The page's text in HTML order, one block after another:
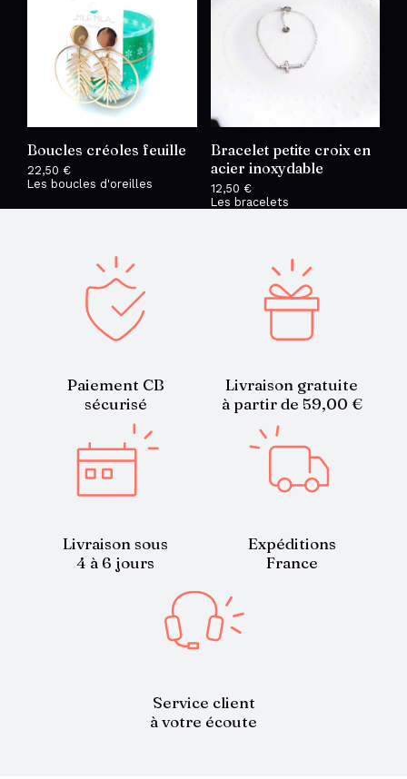
Boucles créoles feuille
22,50 €
Les boucles d'oreilles
Bracelet petite croix en
acier inoxydable
12,50 €
Les bracelets
Paiement CB
sécurisé
Livraison gratuite
à partir de 59,00 €
Livraison sous
4 à 6 jours
Expéditions
France
Service client
à votre écoute